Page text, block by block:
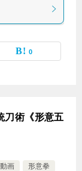
0
術《形意五
動画
形意拳